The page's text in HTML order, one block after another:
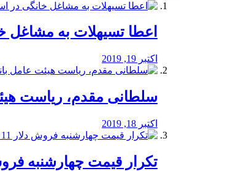
️اعطا تسیهلات به مشاغل
اکتبر 19, 2019
سلطانی مقدم، ریاست
اکتبر 18, 2019
تکرار قیمت چهارشنبه فروش